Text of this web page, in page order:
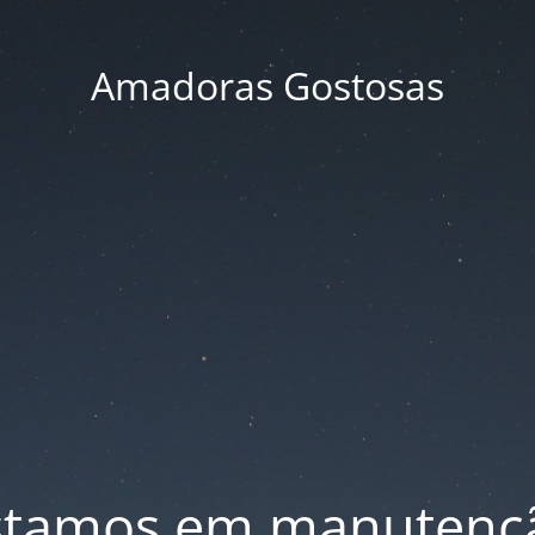
Amadoras Gostosas